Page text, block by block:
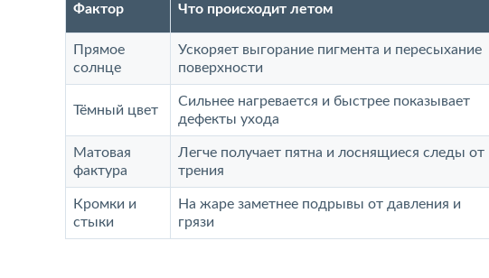
Фактор Что происходит летом
Прямое
солнце
Ускоряет выгорание пигмента и пересыхание
поверхности
Тёмный цвет
Сильнее нагревается и быстрее показывает
дефекты ухода
Матовая
фактура
Легче получает пятна и лоснящиеся следы от
трения
Кромки и
стыки
На жаре заметнее подрывы от давления и
грязи